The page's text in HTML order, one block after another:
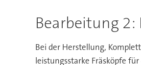
Bearbeitung
Bei der Herstellung,
leistungsstarke Fräsköpfe